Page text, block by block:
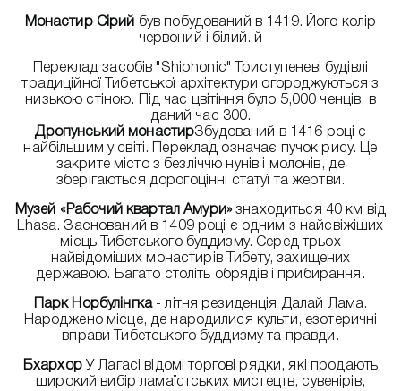
Монастир Сірий був побудований в 1419. Його колір
червоний і білий. й
Переклад засобів "Shiphonic" Триступеневі будівлі
традиційної Тибетської архітектури огороджуються з
низькою стіною. Під час цвітіння було 5,000 ченців, в
даний час 300.
Дропунський монастирЗбудований в 1416 році є
найбільшим у світі. Переклад означає пучок рису. Це
закрите місто з безліччю нунів і молонів, де
зберігаються дорогоцінні статуї та жертви.
Музей «Рабочий квартал Амури»знаходиться 40 км від
Lhasa. Заснований в 1409 році є одним з найсвіжіших
місць Тибетського буддизму. Серед трьох
найвідоміших монастирів Тибету, захищених
державою. Багато століть обрядів і прибирання.
Парк Норбулінгка- літня резиденція Далай Лама.
Народжено місце, де народилися культи, езотеричні
вправи Тибетського буддизму та правди.
БхархорУ Лагасі відомі торгові рядки, які продають
широкий вибір ламаїстських мистецтв, сувенірів,